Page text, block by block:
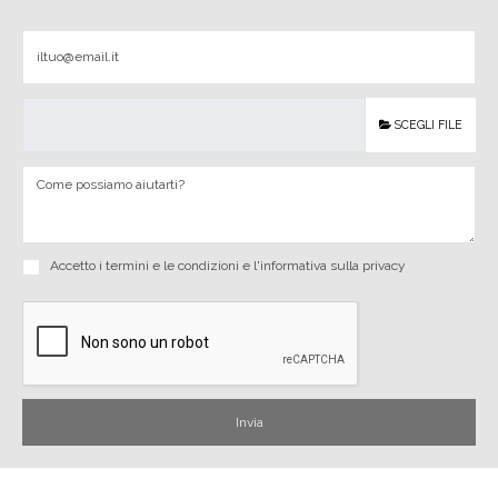
SCEGLI FILE
Accetto i termini e le condizioni e l'informativa sulla privacy